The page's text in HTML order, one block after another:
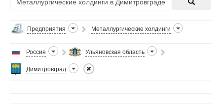
Предприятия Металлургические холдинги
Россия Ульяновская область
Димитровград